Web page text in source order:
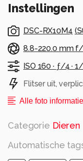
Instellingen
DSC-RX10M4 (
8.8-220.0 mm
ISO 160 · ƒ/4 ·1/
Flitser uit,
Alle foto
Categorie Dieren
Automatische